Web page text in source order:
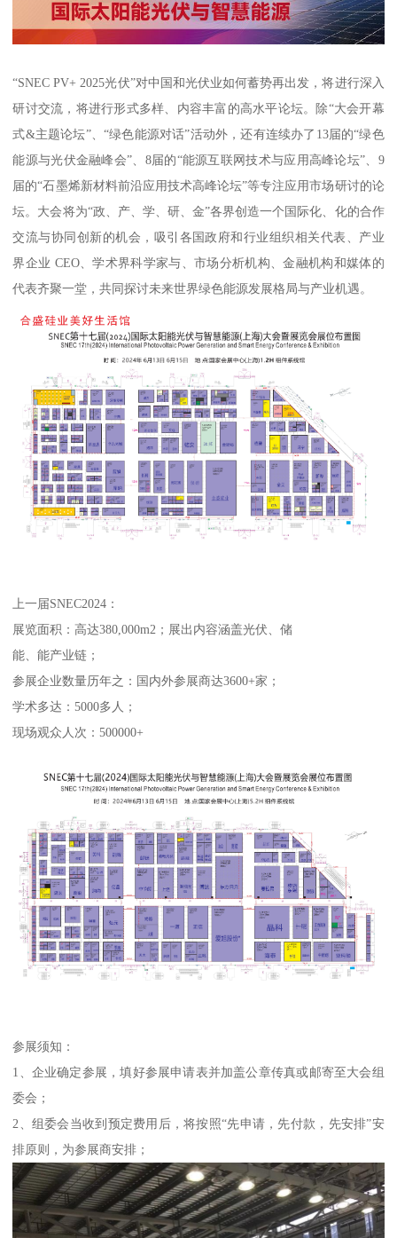
“SNEC PV+ 2025光伏”对中国和光伏业如何蓄势再出发，将进行深入
研讨交流，将进行形式多样、内容丰富的高水平论坛。除“大会开幕
式&主题论坛”、“绿色能源对话”活动外，还有连续办了13届的“绿色
能源与光伏金融峰会”、8届的“能源互联网技术与应用高峰论坛”、9
届的“石墨烯新材料前沿应用技术高峰论坛”等专注应用市场研讨的论
坛。大会将为“政、产、学、研、金”各界创造一个国际化、化的合作
交流与协同创新的机会，吸引各国政府和行业组织相关代表、产业
界企业 CEO、学术界科学家与、市场分析机构、金融机构和媒体的
代表齐聚一堂，共同探讨未来世界绿色能源发展格局与产业机遇。
上一届SNEC2024：
展览面积：高达380,000m2；展出内容涵盖光伏、储
能、能产业链；
参展企业数量历年之：国内外参展商达3600+家；
学术多达：5000多人；
现场观众人次：500000+
参展须知：
1、企业确定参展，填好参展申请表并加盖公章传真或邮寄至大会组
委会；
2、组委会当收到预定费用后，将按照“先申请，先付款，先安排”安
排原则，为参展商安排；